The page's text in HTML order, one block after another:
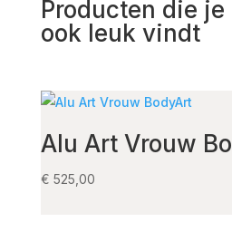
Producten die
ook leuk vindt
Alu Art Vrouw
€ 525,00